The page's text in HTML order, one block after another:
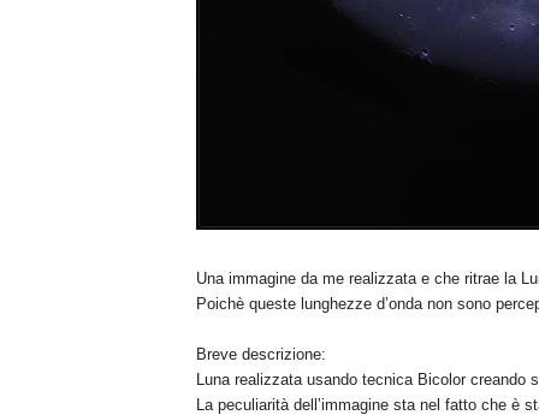
Una immagine da me realizzata e che ritrae la
Poichè queste lunghezze d’onda non sono
Breve descrizione:
Luna realizzata usando tecnica Bicolor creando
La peculiarità dell’immagine sta nel fatto che è